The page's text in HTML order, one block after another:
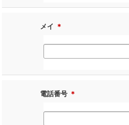
メイ ＊
電話番号 ＊